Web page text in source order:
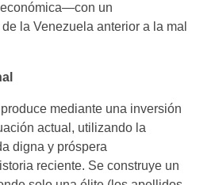
un
la Venezuela anterior a la mal
mediante una inversión
actual, utilizando la
digna y próspera
reciente. Se construye un